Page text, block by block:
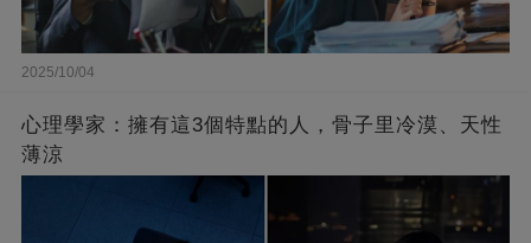
2025/10/04
心理學家：擁有這3個特點的人，骨子里冷漠、天性
薄涼